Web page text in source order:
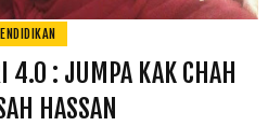
4.0 : JUMPA KAK CHAH
HASSAN